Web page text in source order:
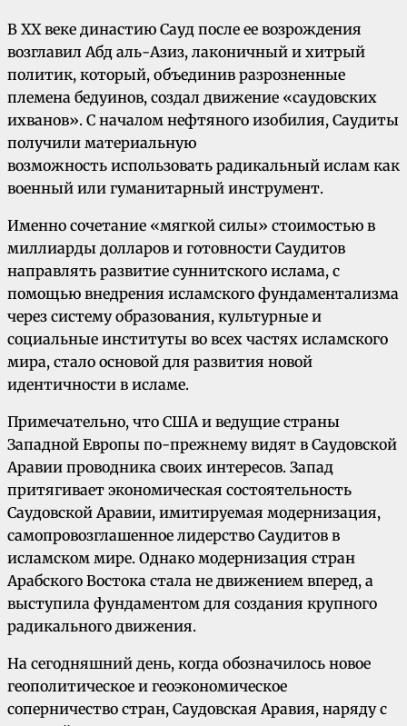
В ХХ веке династию Сауд после ее возрождения
возглавил Абд аль-Азиз, лаконичный и хитрый
политик, который, объединив разрозненные
племена бедуинов, создал движение «саудовских
ихванов». С началом нефтяного изобилия, Саудиты
получили материальную
возможность использовать радикальный ислам как
военный или гуманитарный инструмент.
Именно сочетание «мягкой силы» стоимостью в
миллиарды долларов и готовности Саудитов
направлять развитие суннитского ислама, с
помощью внедрения исламского фундаментализма
через систему образования, культурные и
социальные институты во всех частях исламского
мира, стало основой для развития новой
идентичности в исламе.
Примечательно, что США и ведущие страны
Западной Европы по-прежнему видят в Саудовской
Аравии проводника своих интересов. Запад
притягивает экономическая состоятельность
Саудовской Аравии, имитируемая модернизация,
самопровозглашенное лидерство Саудитов в
исламском мире. Однако модернизация стран
Арабского Востока стала не движением вперед, а
выступила фундаментом для создания крупного
радикального движения.
На сегодняшний день, когда обозначилось новое
геополитическое и геоэкономическое
соперничество стран, Саудовская Аравия, наряду с